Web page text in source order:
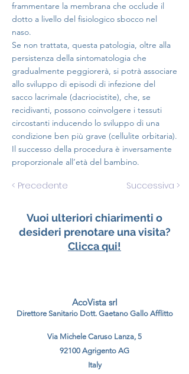
frammentare la membrana che occlude il
dotto a livello del fisiologico sbocco nel
naso.
Se non trattata, questa patologia, oltre alla
persistenza della sintomatologia che
gradualmente peggiorerà, si potrà associare
allo sviluppo di episodi di infezione del
sacco lacrimale (dacriocistite), che, se
recidivanti, possono coinvolgere i tessuti
circostanti inducendo lo sviluppo di una
condizione ben più grave (cellulite orbitaria).
Il successo della procedura è inversamente
proporzionale all’età del bambino.
< Precedente Successiva >
Vuoi ulteriori chiarimenti o
desideri prenotare una visita?
Clicca qui!
AcoVista srl
Direttore Sanitario Dott. Gaetano Gallo Afflitto
Via Michele Caruso Lanza, 5
92100 Agrigento AG
Italy